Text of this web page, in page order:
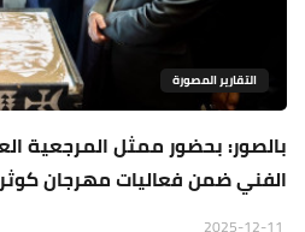
التقارير المصورة
بالصور: بحضور ممثل المرجعية
الفني ضمن فعاليات مهرجان